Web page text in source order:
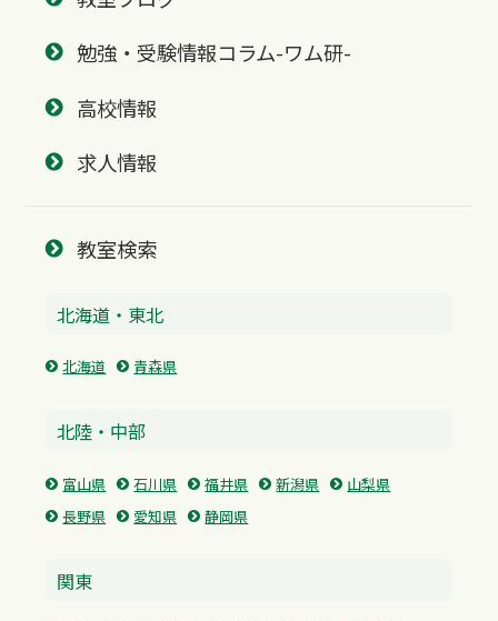
勉強・受験情報コラム-ワム研-
高校情報
求人情報
教室検索
北海道・東北
北海道 青森県
北陸・中部
富山県 石川県 福井県 新潟県
山梨県
長野県
愛知県 静岡県
関東